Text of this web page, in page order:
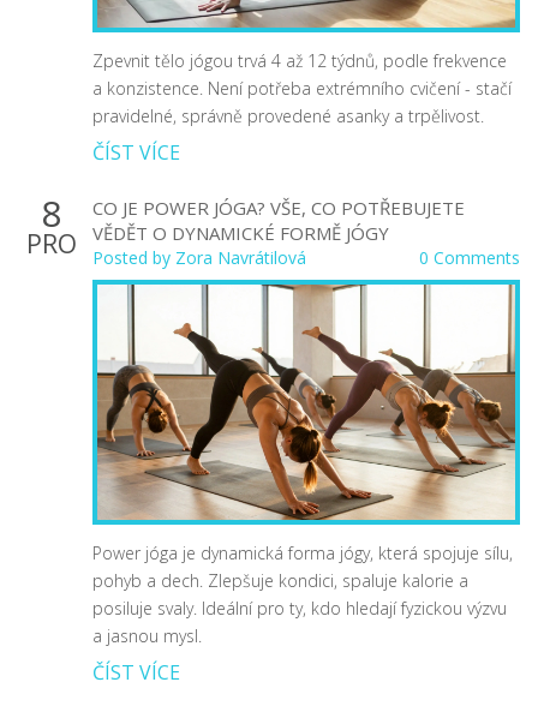
Zpevnit tělo jógou trvá 4 až 12 týdnů, podle frekvence
a konzistence. Není potřeba extrémního cvičení - stačí
pravidelné, správně provedené asanky a trpělivost.
ČÍST VÍCE
8
PRO
CO JE POWER JÓGA? VŠE, CO POTŘEBUJETE
VĚDĚT O DYNAMICKÉ FORMĚ JÓGY
Posted by Zora Navrátilová 0 Comments
Power jóga je dynamická forma jógy, která spojuje sílu,
pohyb a dech. Zlepšuje kondici, spaluje kalorie a
posiluje svaly. Ideální pro ty, kdo hledají fyzickou výzvu
a jasnou mysl.
ČÍST VÍCE